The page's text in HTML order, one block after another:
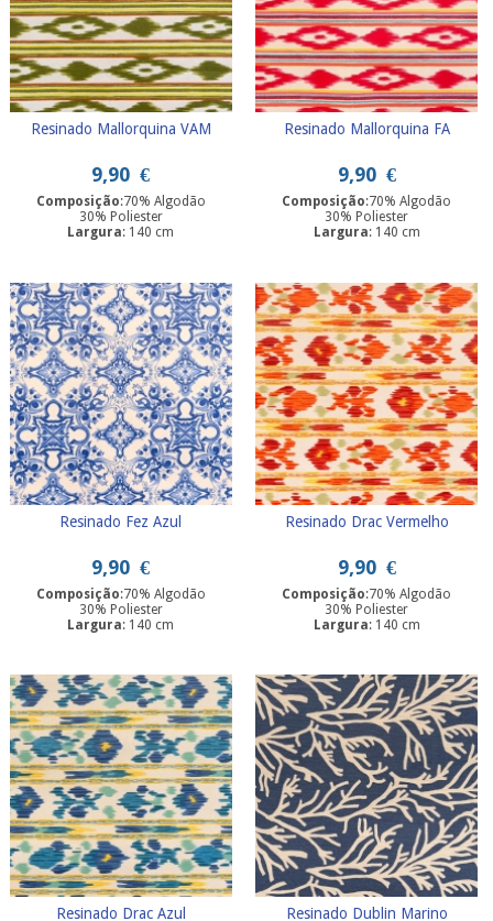
Resinado Mallorquina VAM
9,90 €
Composição:70% Algodão
30% Poliester
Largura: 140 cm
Resinado Mallorquina FA
9,90 €
Composição:70% Algodão
30% Poliester
Largura: 140 cm
Resinado Fez Azul
9,90 €
Composição:70% Algodão
30% Poliester
Largura: 140 cm
Resinado Drac Vermelho
9,90 €
Composição:70% Algodão
30% Poliester
Largura: 140 cm
Resinado Drac Azul Resinado Dublin Marino